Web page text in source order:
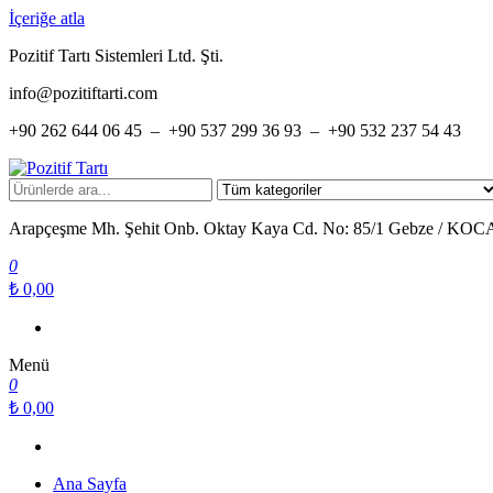
İçeriğe atla
Pozitif Tartı Sistemleri Ltd. Şti.
info@pozitiftarti.com
+90 262 644 06 45 – +90 537 299 36 93 – +90 532 237 54 43
Pozitif Tartı
Tartımın adresi…
Arapçeşme Mh. Şehit Onb. Oktay Kaya Cd. No: 85/1 Gebze /
0
₺ 0,00
Menü
0
₺ 0,00
Ana Sayfa